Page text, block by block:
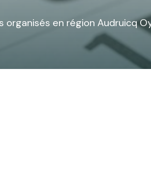
organisés en région Audruicq